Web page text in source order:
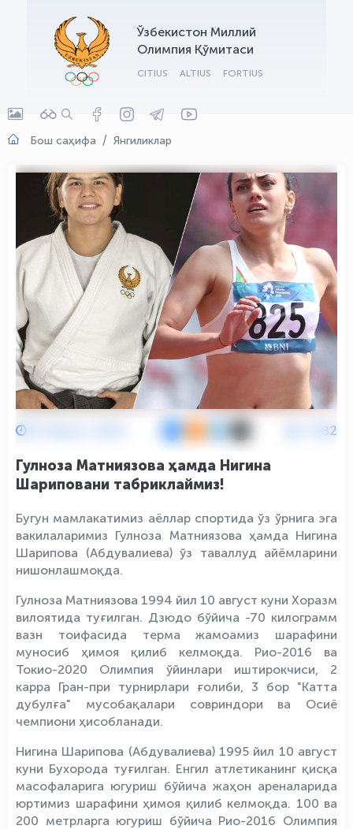
Ўзбекистон Миллий
Олимпия Қўмитаси
CITIUS ALTIUS FORTIUS
Бош саҳифа Янгиликлар
2782
Гулноза Матниязова ҳамда Нигина
Шариповани табриклаймиз!
Бугун мамлакатимиз аёллар спортида ўз ўрнига эга
вакилаларимиз Гулноза Матниязова ҳамда Нигина
Шарипова (Абдувалиева) ўз таваллуд айёмларини
нишонлашмоқда.
Гулноза Матниязова 1994 йил 10 август куни Хоразм
вилоятида туғилган. Дзюдо бўйича -70 килограмм
вазн тоифасида терма жамоамиз шарафини
муносиб ҳимоя қилиб келмоқда. Рио-2016 ва
Токио-2020 Олимпия ўйинлари иштирокчиси, 2
карра Гран-при турнирлари ғолиби, 3 бор "Катта
дубулға" мусобақалари совриндори ва Осиё
чемпиони ҳисобланади.
Нигина Шарипова (Абдувалиева) 1995 йил 10 август
куни Бухорода туғилган. Енгил атлетиканинг қисқа
масофаларига югуриш бўйича жаҳон ареналарида
юртимиз шарафини ҳимоя қилиб келмоқда. 100 ва
200 метрларга югуриш бўйича Рио-2016 Олимпия
OLYMPCHIK AI - yordamchi
Онлайн · olympic.uz